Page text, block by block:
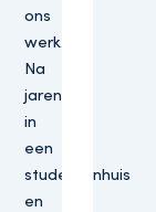
ons
werk.
Na
jaren
in
een
studentenhuis
en